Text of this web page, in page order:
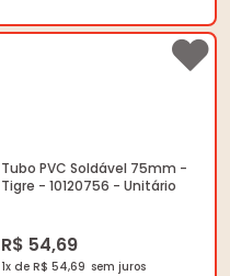
Tubo PVC Soldável 75mm -
Tigre - 10120756 - Unitário
R$ 54,69
1x de R$ 54,69